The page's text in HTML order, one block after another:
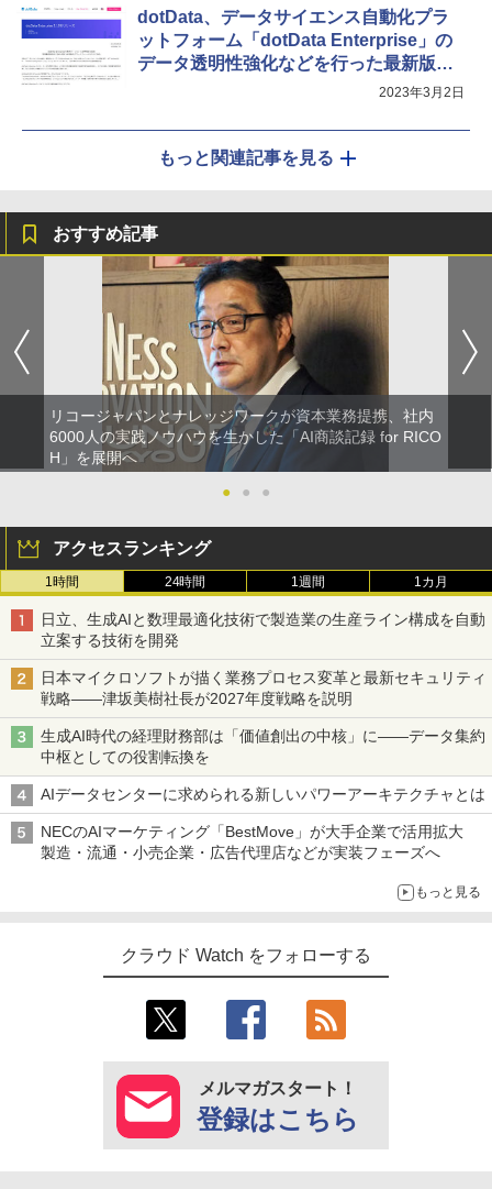
dotData、データサイエンス自動化プラ
ットフォーム「dotData Enterprise」の
データ透明性強化などを行った最新版を
2023年3月2日
もっと関連記事を見る
おすすめ記事
リコージャパンとナレッジワークが資本業務提携、社内
6000人の実践ノウハウを生かした「AI商談記録 for RICO
H」を展開へ
●
● ●
アクセスランキング
1時間 24時間 1週間 1カ月
日立、生成AIと数理最適化技術で製造業の生産ライン構成を自動
立案する技術を開発
日本マイクロソフトが描く業務プロセス変革と最新セキュリティ
戦略――津坂美樹社長が2027年度戦略を説明
生成AI時代の経理財務部は「価値創出の中核」に――データ集約
中枢としての役割転換を
AIデータセンターに求められる新しいパワーアーキテクチャとは
NECのAIマーケティング「BestMove」が大手企業で活用拡大
製造・流通・小売企業・広告代理店などが実装フェーズへ
もっと見る
クラウド Watch をフォローする
メルマガスタート！
登録はこちら